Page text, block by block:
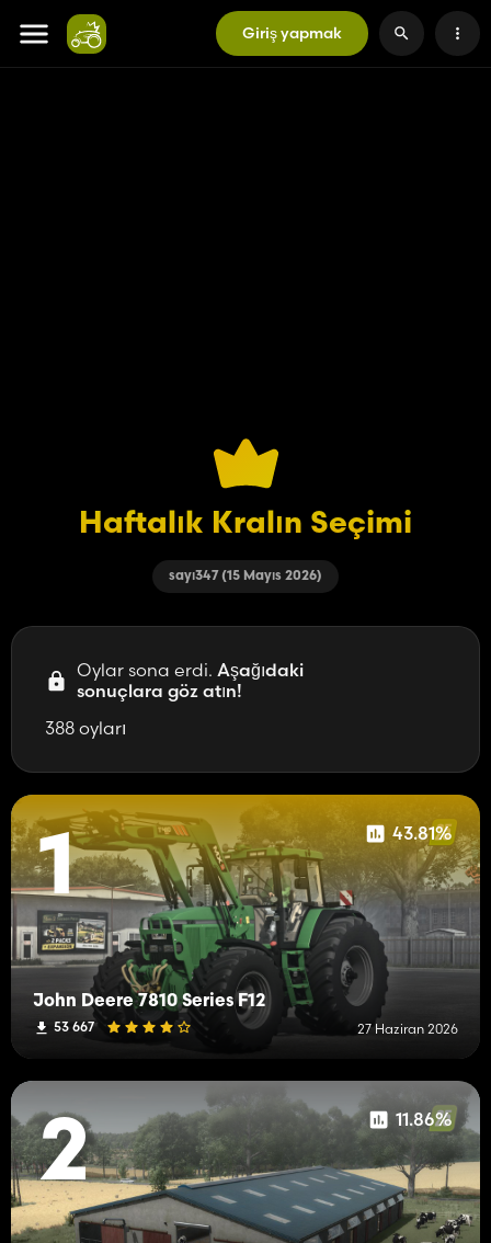
Giriş yapmak
Haftalık Kralın Seçimi
sayı347 (15 Mayıs 2026)
Oylar sona erdi. Aşağıdaki
sonuçlara göz atın!
388 oyları
1 43.81%
John Deere 7810 Series F12
53 667 27 Haziran 2026
2 11.86%